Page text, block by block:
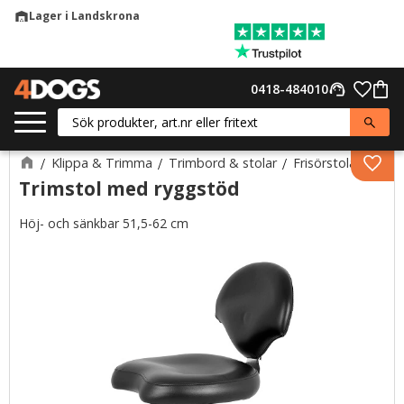
warehouseLager i Landskrona
support_agent
0418-484010
Klippa & Trimma Trimbord & stolar Frisörstolar
Trimstol med ryggstöd
Höj- och sänkbar 51,5-62 cm